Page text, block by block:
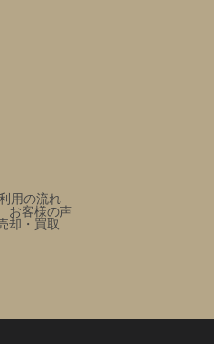
用の流れ
お客様の声
却・買取